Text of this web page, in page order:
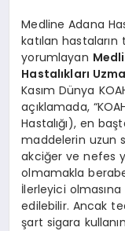
Medline Adana
katılan hastaların
yorumlayan
Hastalıkları
Kasım Dünya
açıklamada,
Hastalığı), en
maddelerin uzun
akciğer ve nefes
olmamakla
İlerleyici
edilebilir. Ancak
şart sigara